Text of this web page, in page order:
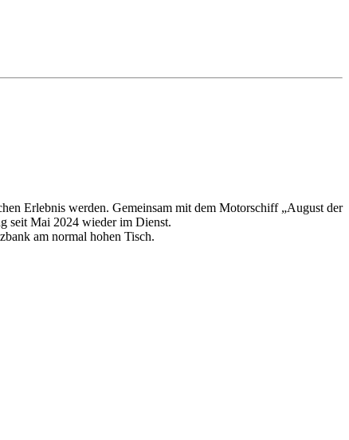
Erlebnis werden. Gemeinsam mit dem Motorschiff „August der
seit Mai 2024 wieder im Dienst.
am normal hohen Tisch.